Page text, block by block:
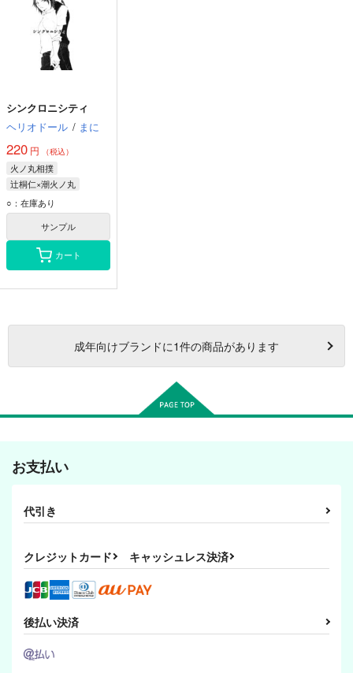
シンクロニシティ
ヘリオドール / まに
220 円 （税込）
火ノ丸相撲
辻桐仁×潮火ノ丸
潮火ノ丸
○：在庫あり
サンプル
カート
成年向けブランドに1件の商品があります
お支払い
代引き
クレジットカード キャッシュレス決済
後払い決済